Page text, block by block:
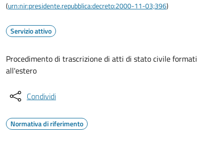
(urn:nir:presidente.repubblica:decreto:2000-11-03;396)
Servizio attivo
Procedimento di trascrizione di atti di stato civile formati
all'estero
Condividi
Normativa di riferimento